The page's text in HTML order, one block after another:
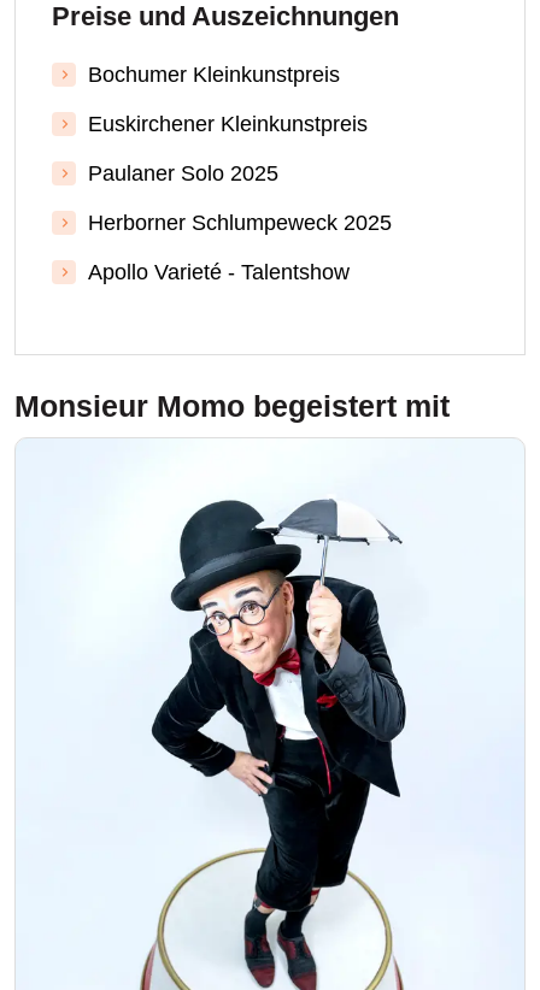
Preise und Auszeichnungen
Bochumer Kleinkunstpreis
Euskirchener Kleinkunstpreis
Paulaner Solo 2025
Herborner Schlumpeweck 2025
Apollo Varieté - Talentshow
Monsieur Momo begeistert mit